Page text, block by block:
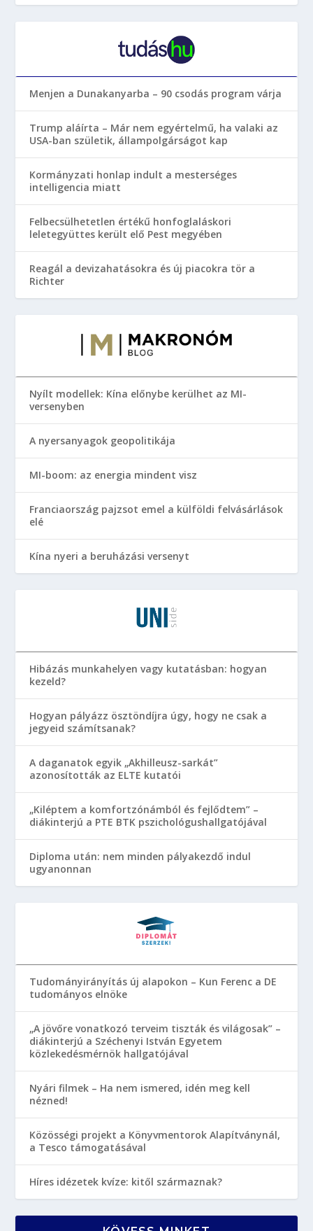
Menjen a Dunakanyarba – 90 csodás program várja
Trump aláírta – Már nem egyértelmű, ha valaki az
USA-ban születik, állampolgárságot kap
Kormányzati honlap indult a mesterséges
intelligencia miatt
Felbecsülhetetlen értékű honfoglaláskori
leletegyüttes került elő Pest megyében
Reagál a devizahatásokra és új piacokra tör a
Richter
Nyílt modellek: Kína előnybe kerülhet az MI-
versenyben
A nyersanyagok geopolitikája
MI-boom: az energia mindent visz
Franciaország pajzsot emel a külföldi felvásárlások
elé
Kína nyeri a beruházási versenyt
Hibázás munkahelyen vagy kutatásban: hogyan
kezeld?
Hogyan pályázz ösztöndíjra úgy, hogy ne csak a
jegyeid számítsanak?
A daganatok egyik „Akhilleusz-sarkát”
azonosították az ELTE kutatói
„Kiléptem a komfortzónámból és fejlődtem” –
diákinterjú a PTE BTK pszichológushallgatójával
Diploma után: nem minden pályakezdő indul
ugyanonnan
Tudományirányítás új alapokon – Kun Ferenc a DE
tudományos elnöke
„A jövőre vonatkozó terveim tiszták és világosak” –
diákinterjú a Széchenyi István Egyetem
közlekedésmérnök hallgatójával
Nyári filmek – Ha nem ismered, idén meg kell
nézned!
Közösségi projekt a Könyvmentorok Alapítványnál,
a Tesco támogatásával
Híres idézetek kvíze: kitől származnak?